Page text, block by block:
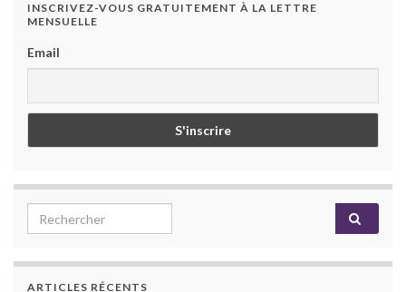
INSCRIVEZ-VOUS GRATUITEMENT À LA LETTRE
MENSUELLE
Email
Search for:
ARTICLES RÉCENTS